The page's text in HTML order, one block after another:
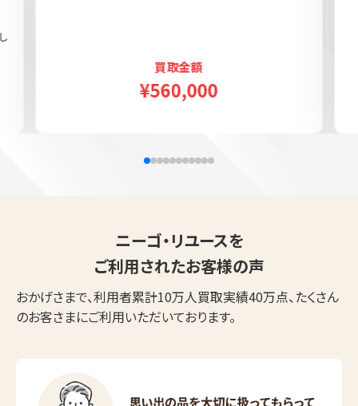
買取金額
¥560,000
ニーゴ・リユースを
ご利用されたお客様の声
おかげさまで、利用者累計10万人買取実績40万点、たくさん
のお客さまにご利用いただいております。